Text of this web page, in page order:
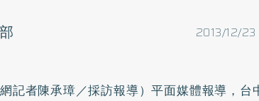
2013/12/23
網記者陳承璋／採訪報導）平面媒體報導，